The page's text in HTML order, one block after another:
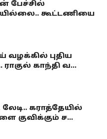
பேச்சில்
கூட்டணியை
வழக்கில் புதிய
ராகுல் காந்தி வ...
லேடி.. கராத்தேயில்
குவிக்கும் ச...